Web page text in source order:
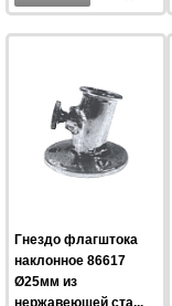
Гнездо флагштока
наклонное 86617
Ø25мм из
нержавеющей ста...